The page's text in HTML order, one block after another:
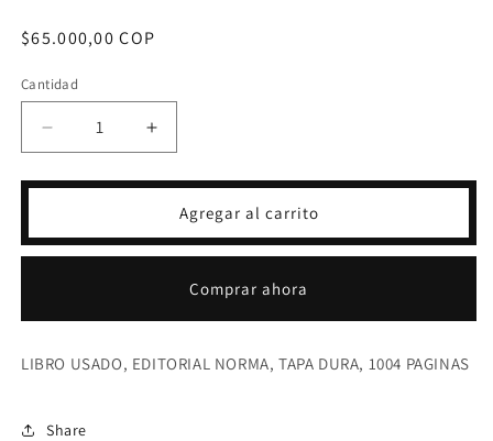
Precio
$65.000,00 COP
Cantidad
Reducir
cantidad
para
ENCICLOPEDIA
SECUNDARIA
Aumentar
cantidad
para
ENCICLOPEDIA
TEMATICA
SECUNDARIA
Agregar al carrito
Comprar ahora
LIBRO USADO, EDITORIAL NORMA, TAPA DURA, 1004 PAGINAS
Share